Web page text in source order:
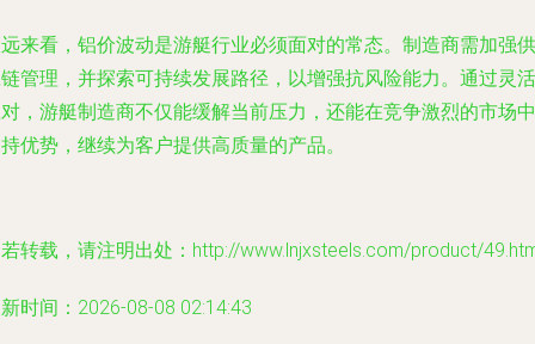
来看，铝价波动是游艇行业必须面对的常态。制造商需加强供
管理，并探索可持续发展路径，以增强抗风险能力。通过灵活
，游艇制造商不仅能缓解当前压力，还能在竞争激烈的市场中
优势，继续为客户提供高质量的产品。
转载，请注明出处：http://www.lnjxsteels.com/product/
时间：2026-08-08 02:14:43